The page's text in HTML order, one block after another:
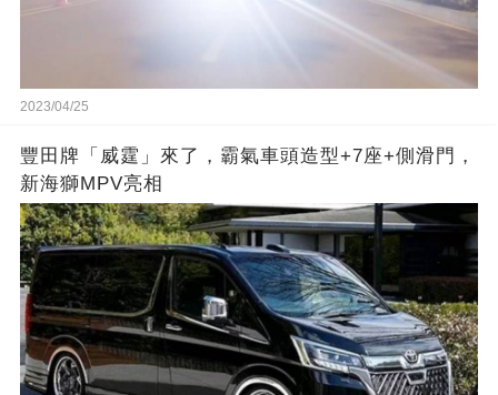
2023/04/25
豐田牌「威霆」來了，霸氣車頭造型+7座+側滑門，
新海獅MPV亮相